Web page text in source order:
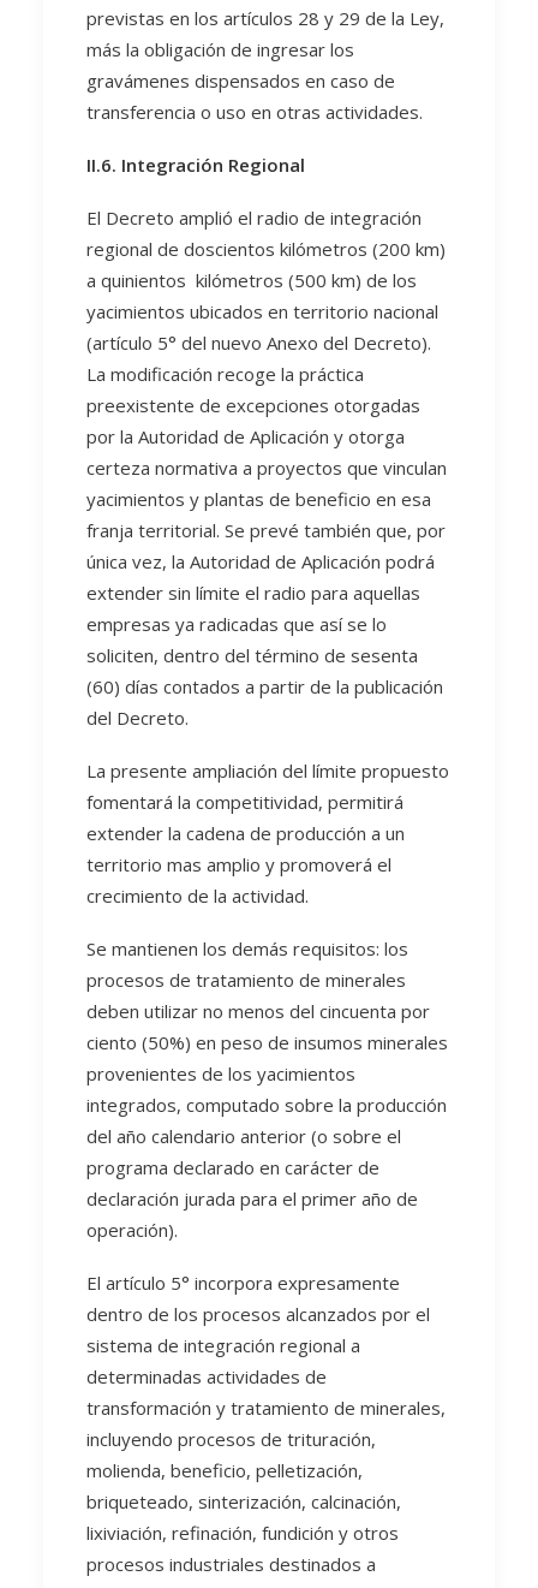
previstas en los artículos 28 y 29 de la Ley,
más la obligación de ingresar los
gravámenes dispensados en caso de
transferencia o uso en otras actividades.
II.6. Integración Regional
El Decreto amplió el radio de integración
regional de doscientos kilómetros (200 km)
a quinientos kilómetros (500 km) de los
yacimientos ubicados en territorio nacional
(artículo 5° del nuevo Anexo del Decreto).
La modificación recoge la práctica
preexistente de excepciones otorgadas
por la Autoridad de Aplicación y otorga
certeza normativa a proyectos que vinculan
yacimientos y plantas de beneficio en esa
franja territorial. Se prevé también que, por
única vez, la Autoridad de Aplicación podrá
extender sin límite el radio para aquellas
empresas ya radicadas que así se lo
soliciten, dentro del término de sesenta
(60) días contados a partir de la publicación
del Decreto.
La presente ampliación del límite propuesto
fomentará la competitividad, permitirá
extender la cadena de producción a un
territorio mas amplio y promoverá el
crecimiento de la actividad.
Se mantienen los demás requisitos: los
procesos de tratamiento de minerales
deben utilizar no menos del cincuenta por
ciento (50%) en peso de insumos minerales
provenientes de los yacimientos
integrados, computado sobre la producción
del año calendario anterior (o sobre el
programa declarado en carácter de
declaración jurada para el primer año de
operación).
El artículo 5° incorpora expresamente
dentro de los procesos alcanzados por el
sistema de integración regional a
determinadas actividades de
transformación y tratamiento de minerales,
incluyendo procesos de trituración,
molienda, beneficio, pelletización,
briqueteado, sinterización, calcinación,
lixiviación, refinación, fundición y otros
procesos industriales destinados a